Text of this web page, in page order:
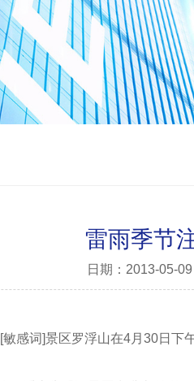
雷雨季节
日期：2013-05-09
感词]景区罗浮山在4月30日